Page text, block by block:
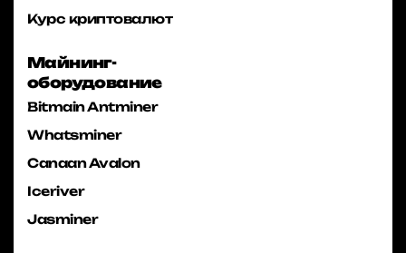
Курс криптовалют
Майнинг-
оборудование
Bitmain Antminer
Whatsminer
Canaan Avalon
Iceriver
Jasminer